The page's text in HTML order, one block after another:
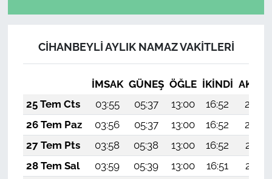
CİHANBEYLİ AYLIK NAMAZ VAKITLERI
İMSAK GÜNEŞ ÖĞLE İKINDI
25 Tem Cts
03:55 05:37 13:00 16:52
20:13
26 Tem Paz
03:56 05:37 13:00 16:52
20:12
27 Tem Pts
03:58 05:38 13:00 16:52
20:11
28 Tem Sal
03:59 05:39 13:00 16:51
20:11